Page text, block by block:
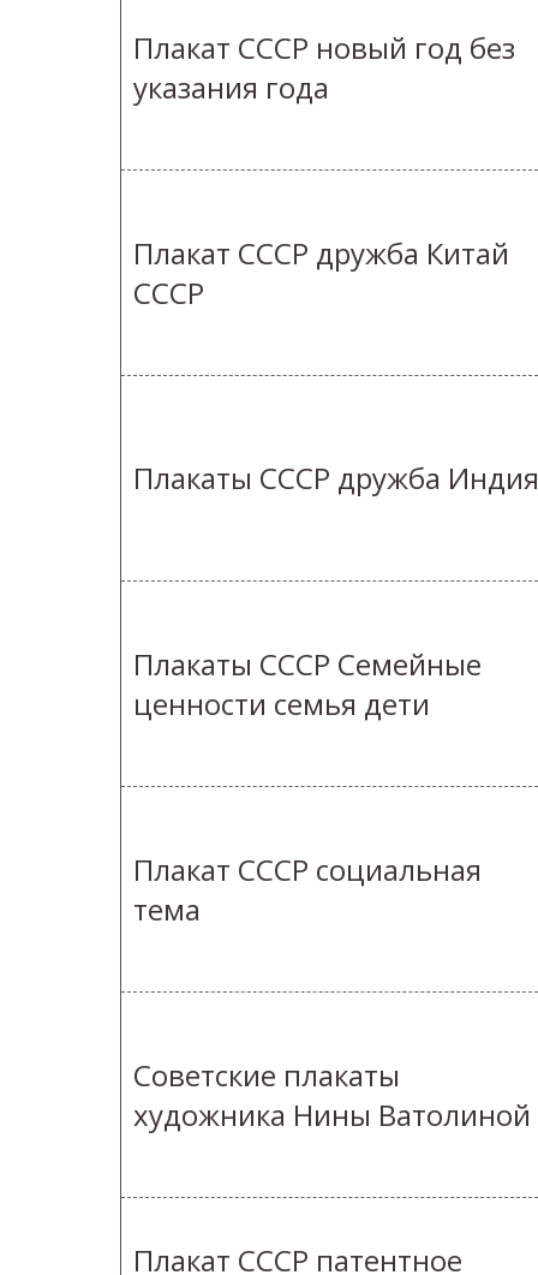
Плакат СССР новый год без
указания года
Плакат СССР дружба Китай
СССР
Плакаты СССР дружба Индия
Плакаты СССР Семейные
ценности семья дети
Плакат СССР социальная
тема
Советские плакаты
художника Нины Ватолиной
Плакат СССР патентное